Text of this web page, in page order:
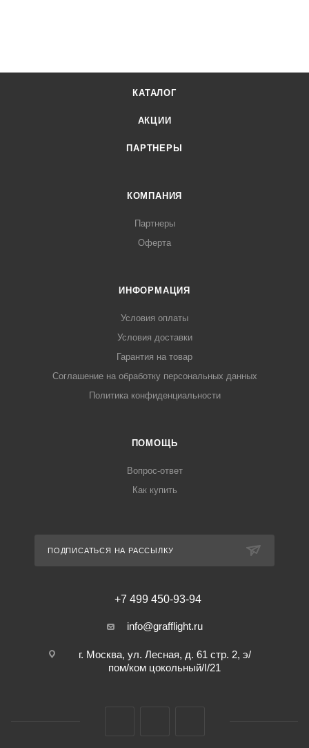
КАТАЛОГ
АКЦИИ
ПАРТНЕРЫ
КОМПАНИЯ
Партнеры
Оферта
ИНФОРМАЦИЯ
Условия оплаты
Условия доставки
Гарантия на товар
Соглашение на обработку персональных данных
Политика конфиденциальности
ПОМОЩЬ
Вопрос-ответ
Как купить
ПОДПИСАТЬСЯ НА РАССЫЛКУ
+7 499 450-93-94
info@grafflight.ru
г. Москва, ул. Лесная, д. 61 стр. 2, э/
пом/ком цокольный/I/21